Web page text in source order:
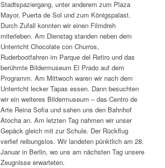
Stadtspaziergang, unter anderem zum Plaza
Mayor, Puerta de Sol und zum Königspalast.
Durch Zufall konnten wir einen Filmdreh
miterleben. Am Dienstag standen neben dem
Unterricht Chocolate con Churros,
Ruderbootfahren im Parque del Retiro und das
berühmte Bildermuseum El Prado auf dem
Programm. Am Mittwoch waren wir nach dem
Unterricht lecker Tapas essen. Dann besuchten
wir ein weiteres Bildermuseum – das Centro de
Arte Reina Sofia und sahen uns den Bahnhof
Atocha an. Am letzten Tag nahmen wir unser
Gepäck gleich mit zur Schule. Der Rückflug
verlief reibungslos. Wir landeten pünktlich am 28.
Januar in Berlin, wo uns am nächsten Tag unsere
Zeugnisse erwarteten.